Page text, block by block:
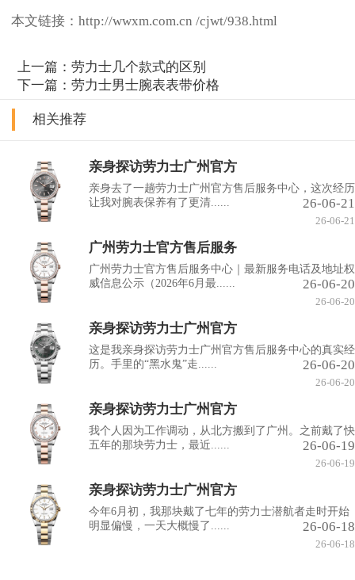
本文链接：http://wwxm.com.cn /cjwt/938.html
上一篇：劳力士几个款式的区别
下一篇：劳力士男士腕表表带价格
相关推荐
亲身探访劳力士广州官方
亲身去了一趟劳力士广州官方售后服务中心，这次经历
让我对腕表保养有了更清......
26-06-21
26-06-21
广州劳力士官方售后服务
广州劳力士官方售后服务中心｜最新服务电话及地址权
威信息公示（2026年6月最......
26-06-20
26-06-20
亲身探访劳力士广州官方
这是我亲身探访劳力士广州官方售后服务中心的真实经
历。手里的“黑水鬼”走......
26-06-20
26-06-20
亲身探访劳力士广州官方
我个人因为工作调动，从北方搬到了广州。之前戴了快
五年的那块劳力士，最近......
26-06-19
26-06-19
亲身探访劳力士广州官方
今年6月初，我那块戴了七年的劳力士潜航者走时开始
明显偏慢，一天大概慢了......
26-06-18
26-06-18